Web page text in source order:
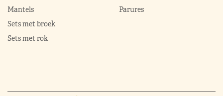
Mantels
Sets met broek
Sets met rok
Parures